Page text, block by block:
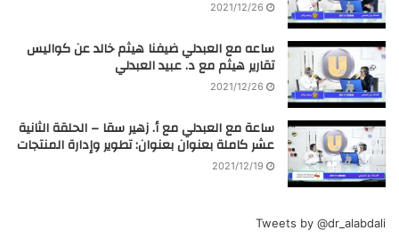
2021/12/26
ساعه مع العبدلي ضيفنا هيثم خالد عن كواليس
تقارير هيثم مع د. عبيد العبدلي
2021/12/26
ساعة مع العبدلي مع أ. زهير سقا – الحلقة الثانية
عشر كاملة بعنوان بعنوان: تطوير وإدارة المنتجات
2021/12/19
Tweets by @dr_alabdali